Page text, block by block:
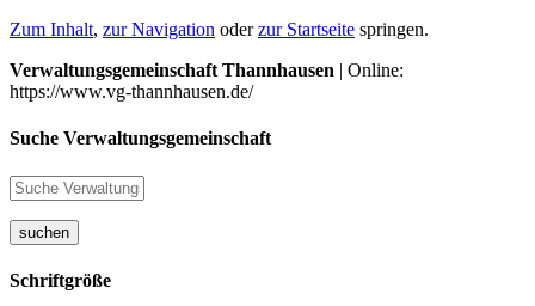
Zum Inhalt, zur Navigation oderzur Startseite springen.
Verwaltungsgemeinschaft Thannhausen | Online:
https://www.vg-thannhausen.de/
Suche Verwaltungsgemeinschaft
suchen
Schriftgröße